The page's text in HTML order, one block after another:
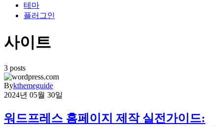
테마
플러그인
사이트
3 posts
Bykthemeguide
2024년 05월 30일
워드프레스 홈페이지 제작 실전가이드: